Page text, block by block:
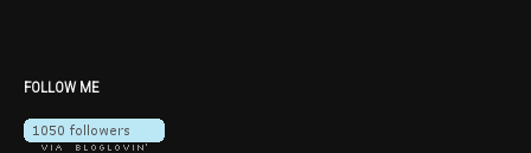
FOLLOW ME